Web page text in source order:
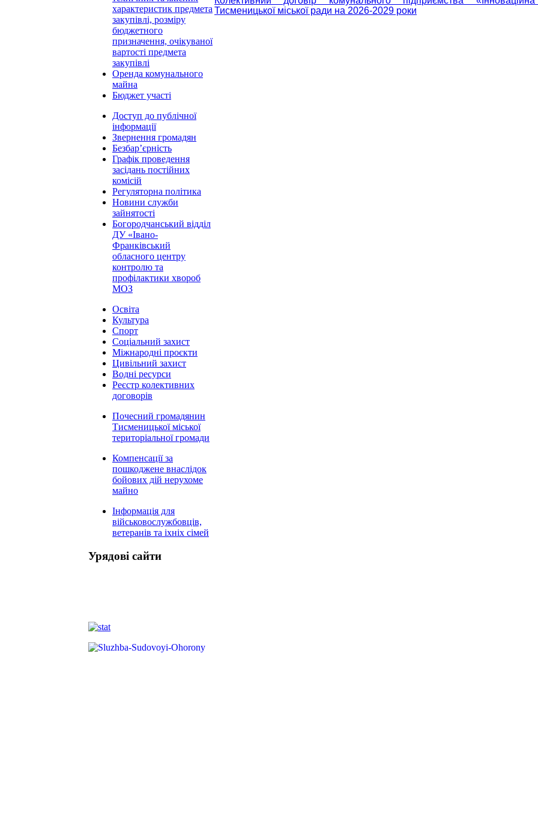
характеристик предмета
закупівлі, розміру
бюджетного
призначення, очікуваної
вартості предмета
закупівлі
Оренда комунального
майна
Бюджет участі
Доступ до публічної
інформації
Звернення громадян
Безбар’єрність
Графік проведення
засідань постійних
комісій
Регуляторна політика
Новини служби
зайнятості
Богородчанський відділ
ДУ «Івано-
Франківський
обласного центру
контролю та
профілактики хвороб
МОЗ
Освіта
Культура
Спорт
Соціальний захист
Міжнародні проєкти
Цивільний захист
Водні ресурси
Реєстр колективних
договорів
Почесний громадянин
Тисменицької міської
територіальної громади
Компенсації за
пошкоджене внаслідок
бойових дій нерухоме
майно
Інформація для
військовослужбовців,
ветеранів та іхніх сімей
Урядові сайти
Тисменицької міської ради на 2026-2029 роки